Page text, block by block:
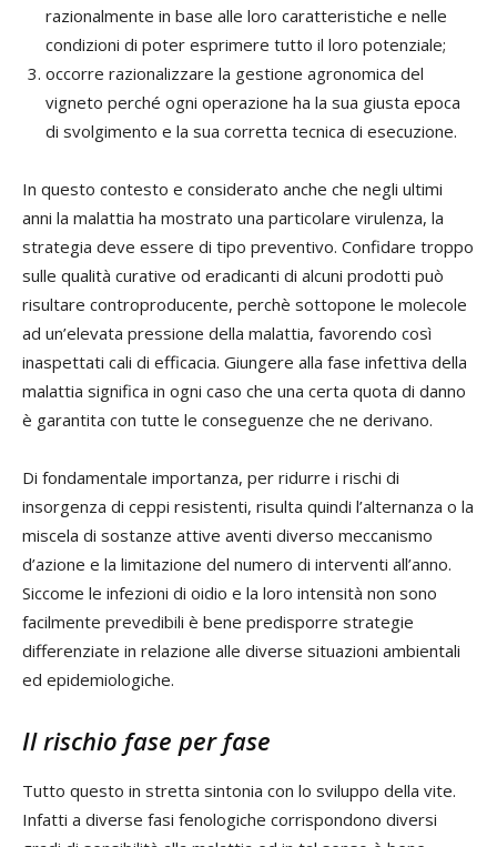
razionalmente in base alle loro caratteristiche e nelle
condizioni di poter esprimere tutto il loro potenziale;
occorre razionalizzare la gestione agronomica del
vigneto perché ogni operazione ha la sua giusta epoca
di svolgimento e la sua corretta tecnica di esecuzione.
In questo contesto e considerato anche che negli ultimi
anni la malattia ha mostrato una particolare virulenza, la
strategia deve essere di tipo preventivo. Confidare troppo
sulle qualità curative od eradicanti di alcuni prodotti può
risultare controproducente, perchè sottopone le molecole
ad un’elevata pressione della malattia, favorendo così
inaspettati cali di efficacia. Giungere alla fase infettiva della
malattia significa in ogni caso che una certa quota di danno
è garantita con tutte le conseguenze che ne derivano.
Di fondamentale importanza, per ridurre i rischi di
insorgenza di ceppi resistenti, risulta quindi l’alternanza o la
miscela di sostanze attive aventi diverso meccanismo
d’azione e la limitazione del numero di interventi all’anno.
Siccome le infezioni di oidio e la loro intensità non sono
facilmente prevedibili è bene predisporre strategie
differenziate in relazione alle diverse situazioni ambientali
ed epidemiologiche.
Il rischio fase per fase
Tutto questo in stretta sintonia con lo sviluppo della vite.
Infatti a diverse fasi fenologiche corrispondono diversi